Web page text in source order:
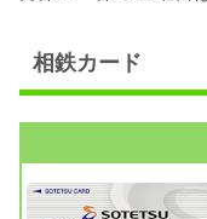
相鉄カード